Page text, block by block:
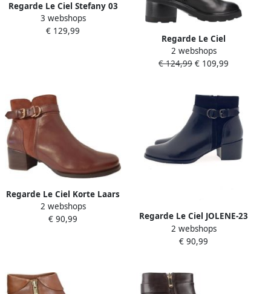
Regarde Le Ciel Stefany 03
dames enkellaars Blauw
3 webshops
€ 129,99
Regarde Le Ciel
MARCY035239 Zwart
2 webshops
€ 124,99 € 109,99
Regarde Le Ciel Korte Laars
Jolene 23 5327 New Rust
Bruin
2 webshops
€ 90,99
Regarde Le Ciel JOLENE-23
enkel laarzen zwart 40
2 webshops
€ 90,99